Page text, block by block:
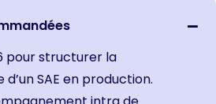
pour structurer la
SAE en production.